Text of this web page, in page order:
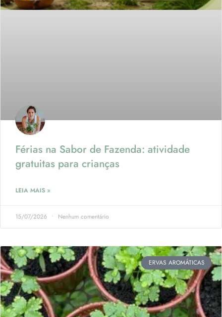
Férias na Sabor de Fazenda: atividade
gratuitas para crianças
LEIA MAIS »
15/07/2026 Nenhum comentário
ERVAS AROMÁTICAS